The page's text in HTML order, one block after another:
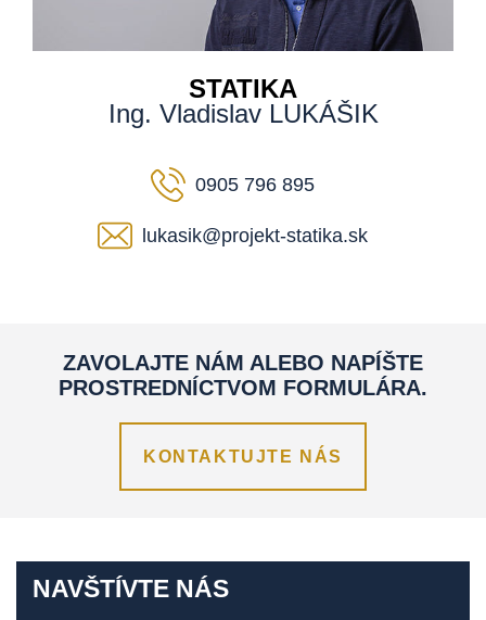
STATIKA
Ing. Vladislav LUKÁŠIK
0905 796 895
lukasik@projekt-statika.sk
ZAVOLAJTE NÁM ALEBO NAPÍŠTE
PROSTREDNÍCTVOM FORMULÁRA.
KONTAKTUJTE NÁS
NAVŠTÍVTE NÁS